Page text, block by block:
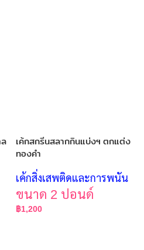
ล
เค้กสกรีนสลากกินแบ่งฯ ตกแต่ง
ทองคำ
เค้กสิ่งเสพติดและการพนัน
ขนาด 2 ปอนด์
฿1,200